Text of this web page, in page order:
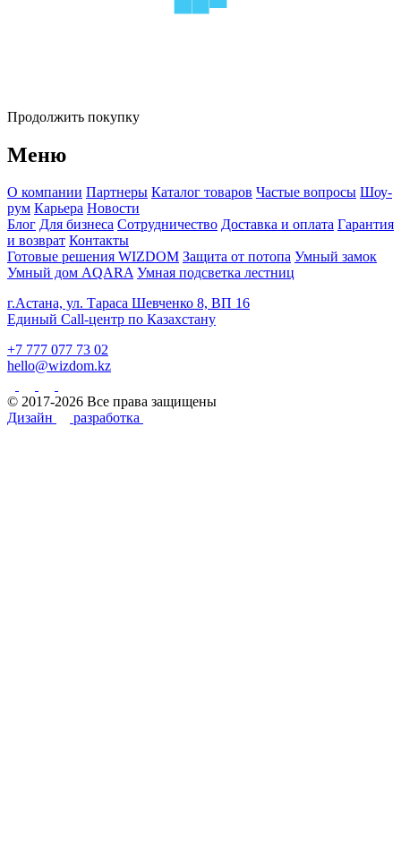
Продолжить покупку
Меню
О компании Партнеры Каталог товаров Частые вопросы Шоу-
рум Карьера Новости
Блог Для бизнеса Сотрудничество Доставка и оплата Гарантия
и возврат Контакты
Готовые решения WIZDOM Защита от потопа Умный замок
Умный дом AQARA Умная подсветка лестниц
г.Астана, ул. Тараса Шевченко 8, ВП 16
Единый Call-центр по Казахстану
+7 777 077 73 02
hello@wizdom.kz
© 2017-2026 Все права защищены
Дизайн
разработка